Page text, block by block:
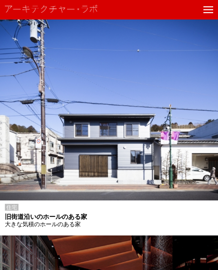
住宅
旧街道沿いのホールのある家
大きな気積のホールのある家